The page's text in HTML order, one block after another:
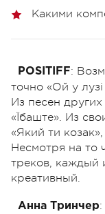
Какими
POSITIFF:
точно «Ой у
Из песен
«Їбаште». Из
«Який ти
Несмотря на то
треков, каждый
креативный.
Анна Тринчер: